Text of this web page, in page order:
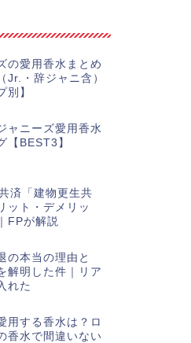
の愛用香水まとめ
Jr.・辞ジャニ含）
別】
ャニーズ愛用香水
【BEST3】
済「建物更生共
ット・デメリッ
FPが解説
の本当の理由と
解明した件｜リア
れた
用する香水は？ロ
香水で間違いない